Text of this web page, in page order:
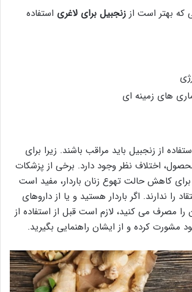
که بهتر است از زنجبیل برای لاغری استفاده
های زمینه ای
از زنجبیل باید مراقب باشند. زیرا برای
اختلاف نظر وجود دارد. برخی از پزشکات
کاهش حالت تهوع زنان باردار، مفید است
را ندارند. اگر باردار هستید و یا از داروهای
مصرف می کنید، لازم است قبل از استفاده از
مشورت کرده و از ایشان راهنمایی بگیرید.